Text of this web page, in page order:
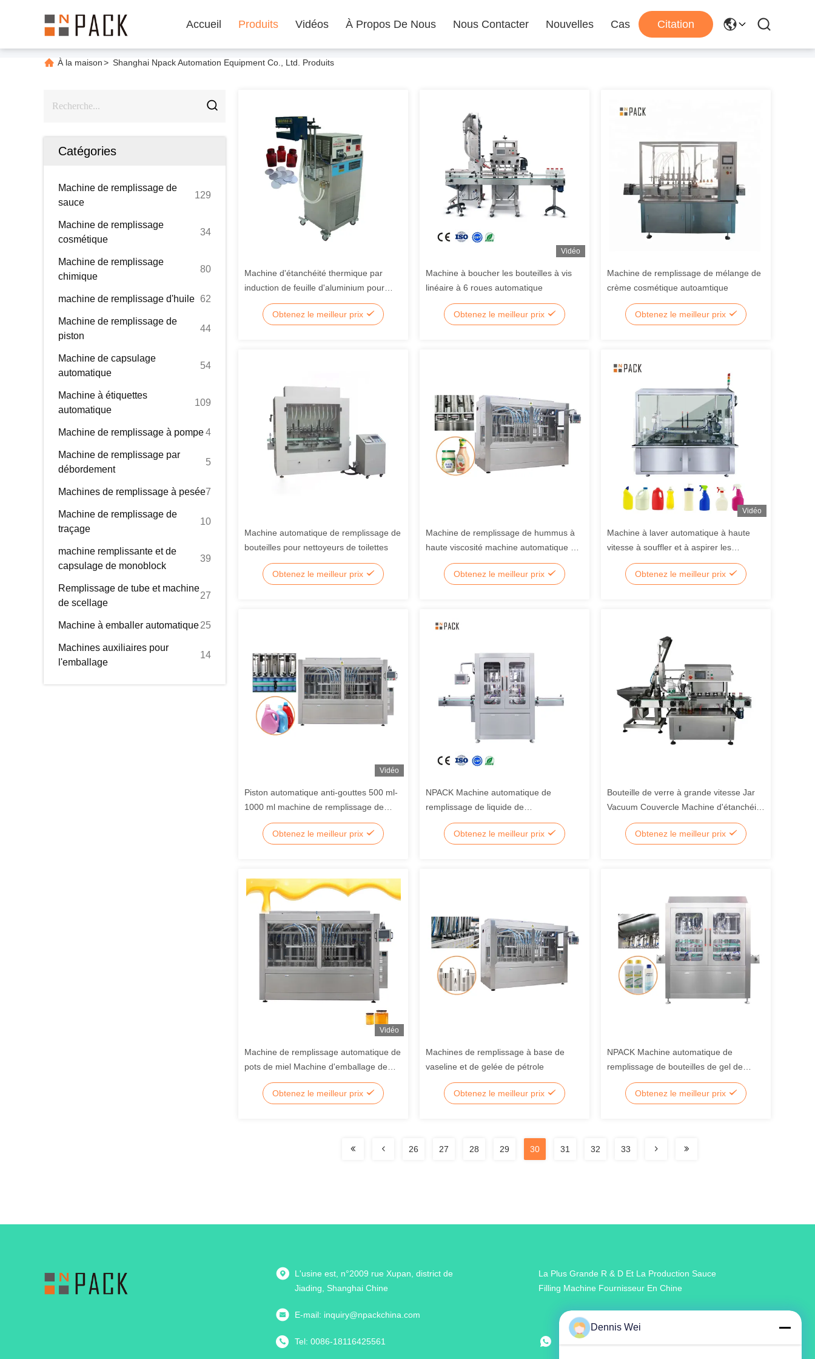
Accueil Produits Vidéos À Propos De Nous Nous Contacter Nouvelles Cas Citation
À la maison> Shanghai Npack Automation Equipment Co., Ltd. Produits
Catégories
Machine de remplissage de
sauce
129
Machine de remplissage
cosmétique
34
Machine de remplissage
chimique
80
machine de remplissage d'huile 62
Machine de remplissage de
piston
44
Machine de capsulage
automatique
54
Machine à étiquettes
automatique
109
Machine de remplissage à pompe4
Machine de remplissage par
débordement
5
Machines de remplissage à pesée7
Machine de remplissage de
traçage
10
machine remplissante et de
capsulage de monoblock
39
Remplissage de tube et machine
de scellage
27
Machine à emballer automatique25
Machines auxiliaires pour
l'emballage
14
Machine d'étanchéité thermique par
induction de feuille d'aluminium pour
bouteilles
Obtenez le meilleur prix
Vidéo
Machine à boucher les bouteilles à vis
linéaire à 6 roues automatique
Obtenez le meilleur prix
Machine de remplissage de mélange de
crème cosmétique autoamtique
Obtenez le meilleur prix
Machine automatique de remplissage de
bouteilles pour nettoyeurs de toilettes
Obtenez le meilleur prix
Machine de remplissage de hummus à
haute viscosité machine automatique de
fabrication de sauce de tomate pour
bouteille en pot
Obtenez le meilleur prix
Vidéo
Machine à laver automatique à haute
vitesse à souffler et à aspirer les
bouteilles pour les bouteilles en plastique
Obtenez le meilleur prix
Vidéo
Piston automatique anti-gouttes 500 ml-
1000 ml machine de remplissage de
savon à main liquide avec buse de
plongéeObtenez le meilleur prix
NPACK Machine automatique de
remplissage de liquide de
refroidissement à haute précision à
chaud avec 6/8/10 buses de remplissage
Obtenez le meilleur prix
Bouteille de verre à grande vitesse Jar
Vacuum Couvercle Machine d'étanchéité
de fermeture linéaire
Obtenez le meilleur prix
Vidéo
Machine de remplissage automatique de
pots de miel Machine d'emballage de
miel avec chauffage et mélange
Obtenez le meilleur prix
Machines de remplissage à base de
vaseline et de gelée de pétrole
Obtenez le meilleur prix
NPACK Machine automatique de
remplissage de bouteilles de gel de
savon liquide pour le lavage à la main
Obtenez le meilleur prix
26 27 28 29 30 31 32 33
L'usine est, n°2009 rue Xupan, district de
Jiading, Shanghai Chine
E-mail: inquiry@npackchina.com
Tel: 0086-18116425561
La Plus Grande R & D Et La Production Sauce
Filling Machine Fournisseur En Chine
Dennis Wei